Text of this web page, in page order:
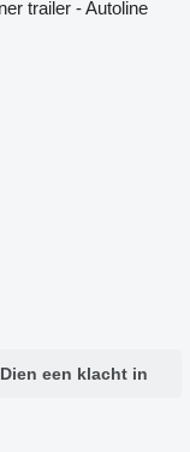
Dien een klacht in